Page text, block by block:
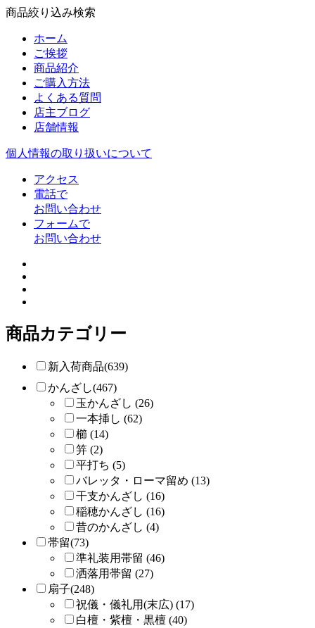
商品絞り込み検索
ホーム
ご挨拶
商品紹介
ご購入方法
よくある質問
店主ブログ
店舗情報
個人情報の取り扱いについて
アクセス
電話で
お問い合わせ
フォームで
お問い合わせ
商品カテゴリー
新入荷商品(639)
かんざし(467)
玉かんざし (26)
一本挿し (62)
櫛 (14)
笄 (2)
平打ち (5)
バレッタ・ローマ留め (13)
干支かんざし (16)
稲穂かんざし (16)
昔のかんざし (4)
帯留(73)
準礼装用帯留 (46)
洒落用帯留 (27)
扇子(248)
祝儀・儀礼用(末広) (17)
白檀・紫檀・黒檀 (40)